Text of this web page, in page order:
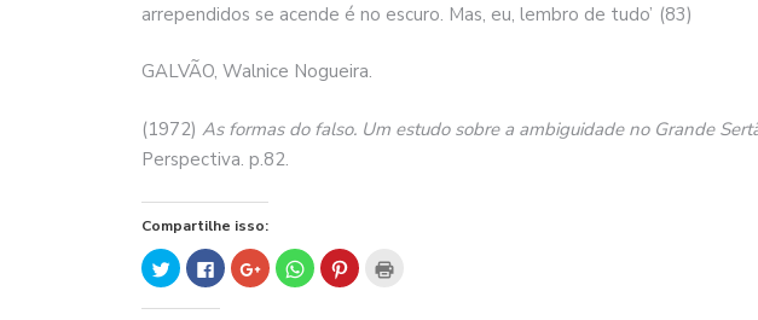
arrependidos se acende é no escuro. Mas, eu, lembro de tudo’ (83)
GALVÃO, Walnice Nogueira.
(1972) As formas do falso. Um estudo sobre a ambiguidade no Grande
Perspectiva. p.82.
Compartilhe isso:
Clique
para
compartilhar
no
Clique
para
compartilhar
no
Compartilhe
no
Google+
Clique
para
compartilhar
Clique
para